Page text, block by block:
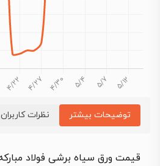
توضیحات بیشتر نظرات کاربران